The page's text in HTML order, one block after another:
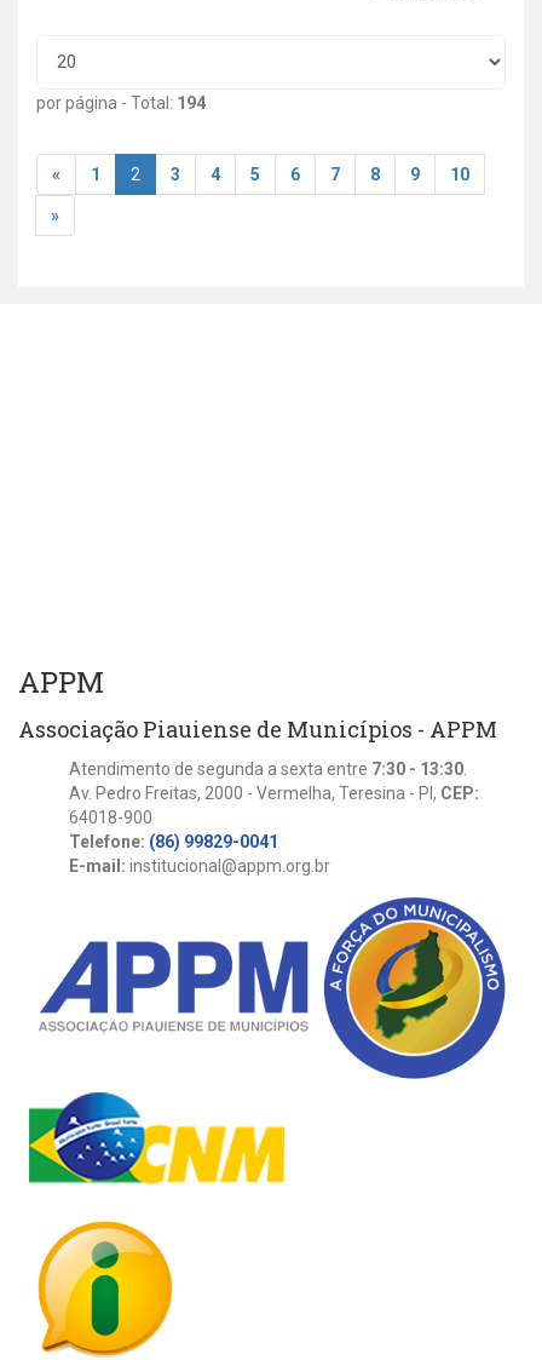
por página - Total: 194
« 1 2 3 4 5 6 7 8 9 10
»
APPM
Associação Piauiense de Municípios - APPM
Atendimento de segunda a sexta entre 7:30 - 13:30
Av. Pedro Freitas, 2000 - Vermelha, Teresina - PI, CEP:
64018-900
Telefone: (86) 99829-0041
E-mail: institucional@appm.org.br